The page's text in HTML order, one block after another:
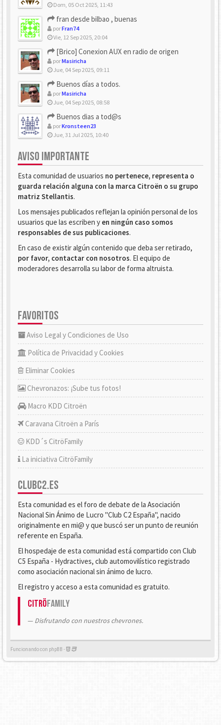
Dom, 05 Oct 2025, 11:43
fran desde bilbao , buenas
porFran74
Vie, 12 Sep 2025, 20:04
[Brico] Conexion AUX en radio de origen
porMasiricha
Jue, 04 Sep 2025, 09:11
Buenos días a todos.
porMasiricha
Jue, 04 Sep 2025, 08:58
Buenos dias a tod@s
porKronsteen23
Jue, 31 Jul 2025, 10:40
AVISO IMPORTANTE
Esta comunidad de usuarios no pertenece, representa o
guarda relación alguna con la marca Citroën o su grupo
matriz Stellantis.
Los mensajes publicados reflejan la opinión personal de los
usuarios que las escriben y en ningún caso somos
responsables de sus publicaciones.
En caso de existir algún contenido que deba ser retirado,
por favor, contactar con nosotros. El equipo de
moderadores desarrolla su labor de forma altruista.
FAVORITOS
Aviso Legal y Condiciones de Uso
Política de Privacidad y Cookies
Eliminar Cookies
Chevronazos: ¡Sube tus fotos!
Macro KDD Citroën
Caravana Citroën a París
KDD´s CitröFamily
La iniciativa CitröFamily
CLUBC2.ES
Esta comunidad es el foro de debate de la Asociación
Nacional Sin Ánimo de Lucro "Club C2 España", nacido
originalmente en mi@ y que buscó ser un punto de reunión
referente en España.
El hospedaje de esta comunidad está compartido con Club
C5 España - Hydractives, club automovilístico registrado
como asociación nacional sin ánimo de lucro.
El registro y acceso a esta comunidad es gratuito.
CitröFamily
Disfrutando con nuestros chevrones.
Funcionando con phpBB -